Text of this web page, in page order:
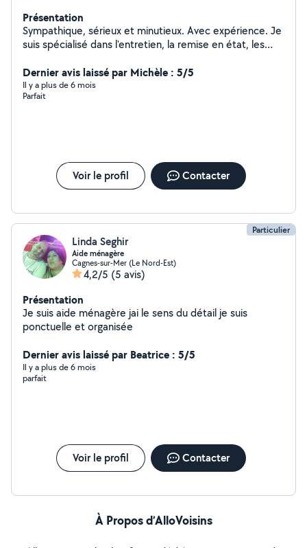
Présentation
Sympathique, sérieux et minutieux. Avec expérience. Je
suis spécialisé dans l'entretien, la remise en état, les
qualifié pour de l'aide aux devoirs ou bien des cours
particuliers
Dernier avis laissé par Michèle : 5/5
Il y a plus de 6 mois
Parfait
Voir le profil Contacter
Particulier
Linda Seghir
Aide ménagère
Cagnes-sur-Mer (Le Nord-Est)
4,2/5 (5 avis)
Présentation
Je suis aide ménagère jai le sens du détail je suis
ponctuelle et organisée
Dernier avis laissé par Beatrice : 5/5
Il y a plus de 6 mois
parfait
Voir le profil Contacter
À Propos d’AlloVoisins